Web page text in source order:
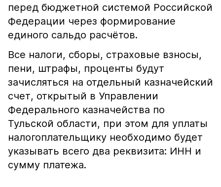
перед бюджетной системой Российской
Федерации через формирование
единого сальдо расчётов.
Все налоги, сборы, страховые взносы,
пени, штрафы, проценты будут
зачисляться на отдельный казначейский
счет, открытый в Управлении
Федерального казначейства по
Тульской области, при этом для уплаты
налогоплательщику необходимо будет
указывать всего два реквизита: ИНН и
сумму платежа.